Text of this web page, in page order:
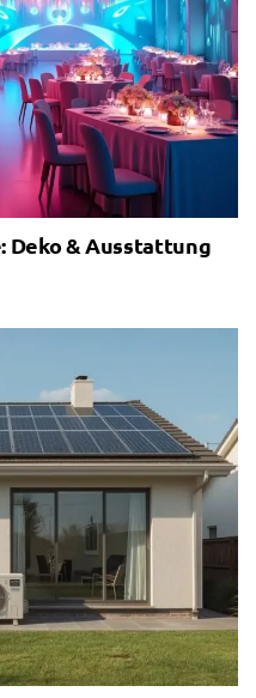
Deko & Ausstattung